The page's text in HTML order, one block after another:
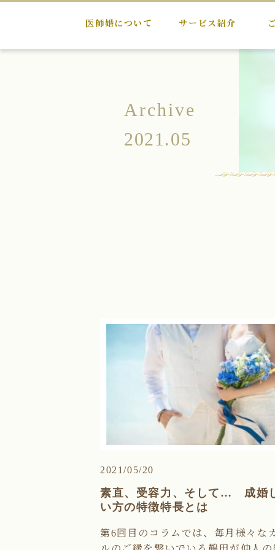
医師婚について サービス紹介
Archive
2021.05
2021/05/20
素直、受容力、そして… 成婚
い方の特徴特長とは
第6回目のコラムでは、毎月様々な